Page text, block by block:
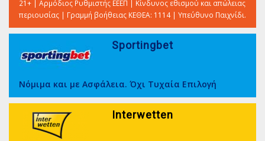
21+ | Αρμόδιος Ρυθμιστής ΕΕΕΠ | Κίνδυνος εθισμού και απώλειας
περιουσίας | Γραμμή βοήθειας ΚΕΘΕΑ: 1114 | Υπεύθυνο Παιχνίδι.
Sportingbet
Νόμιμα και με Ασφάλεια. Όχι Τυχαία Επιλογή
Interwetten